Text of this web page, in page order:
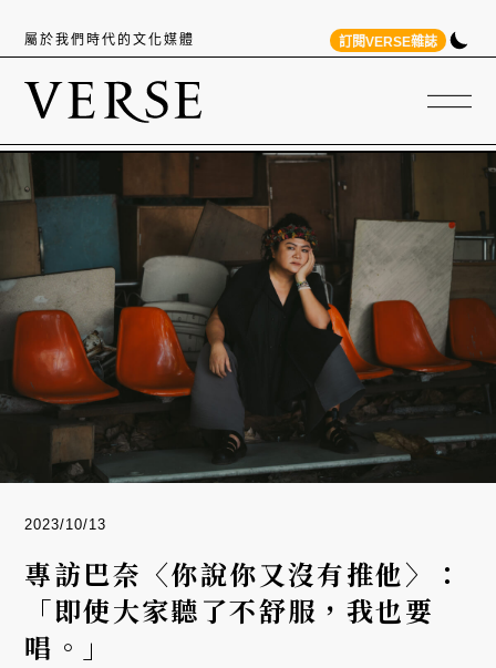
屬於我們時代的文化媒體 訂閱VERSE雜誌
2023/10/13
專訪巴奈〈你說你又沒有推他〉：
「即使大家聽了不舒服，我也要
唱。」